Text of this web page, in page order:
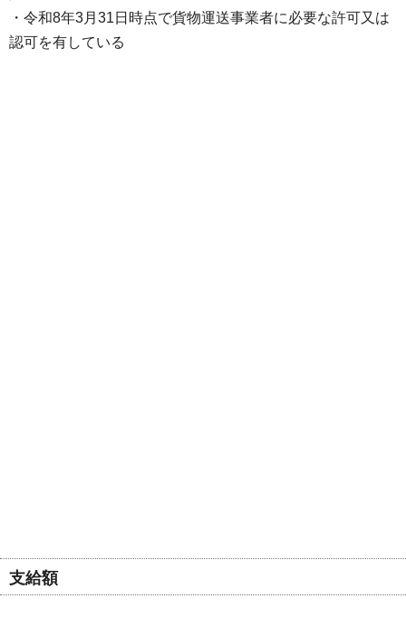
・令和8年3月31日時点で貨物運送事業者に必要な許可又は
認可を有している
支給額